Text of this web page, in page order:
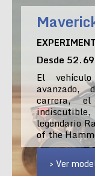
Desde
El
avanzado,
carrera,
indiscutible,
legendario
of the
> Ver